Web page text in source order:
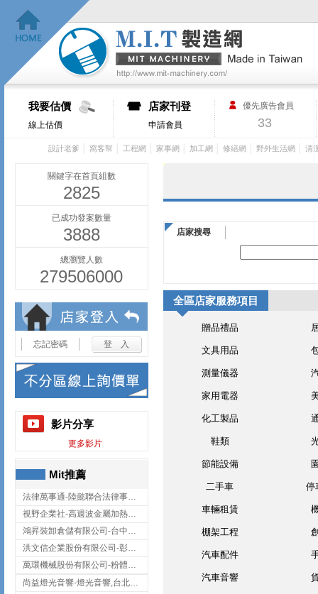
我要估價
線上估價
店家刊登
申請會員
優先廣告會員
33
設計老爹 窩客幫 工程網 家事網 加工網 修繕網 野外生活網 清
關鍵字在首頁組數
2825
已成功發案數量
3888
總瀏覽人數
279506000
忘記密碼
影片分享
更多影片
Mit推薦
法律萬事通-陸懿聯合法律事務所
視野企業社-高週波金屬加熱設備,彰化高週波金屬加熱設備
鴻昇裝卸倉儲有限公司-台中貨櫃裝卸
洪文信企業股份有限公司-彰化鋅合金鑄造,彰化五金加工,彰化五金配件
萬環機械股份有限公司-粉體塗裝設備,輸送機,輸送機設備,台南輸送機
尚益燈光音響-燈光音響,台北燈光音響,台北燈光音響出租
店家搜尋
全區店家服務項目
贈品禮品
文具用品
測量儀器
家用電器
化工製品
鞋類
節能設備
二手車 停
車輛租賃
棚架工程
汽車配件
汽車音響